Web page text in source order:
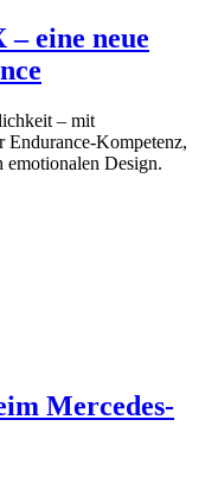
eine neue
– mit
Endurance-Kompetenz,
emotionalen Design.
Mercedes-